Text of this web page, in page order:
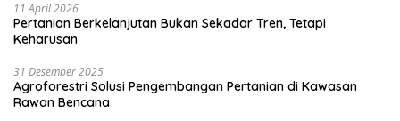
11 April 2026
Pertanian Berkelanjutan Bukan Sekadar Tren, Tetapi
Keharusan
31 Desember 2025
Agroforestri Solusi Pengembangan Pertanian di Kawasan
Rawan Bencana